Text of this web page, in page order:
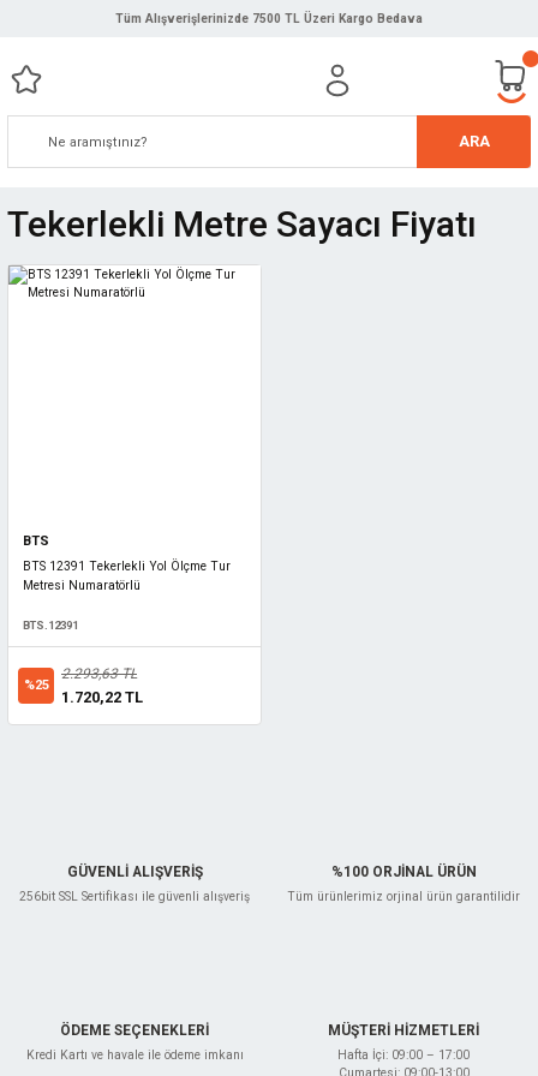
Tüm Alışverişlerinizde 7500 TL Üzeri Kargo Bedava
ARA
Tekerlekli Metre Sayacı Fiyatı
BTS
BTS 12391 Tekerlekli Yol Ölçme Tur
Metresi Numaratörlü
BTS.12391
%25
2.293,63 TL
1.720,22 TL
GÜVENLİ ALIŞVERİŞ
256bit SSL Sertifikası ile güvenli alışveriş
%100 ORJİNAL ÜRÜN
Tüm ürünlerimiz orjinal ürün garantilidir
ÖDEME SEÇENEKLERİ
Kredi Kartı ve havale ile ödeme imkanı
MÜŞTERİ HİZMETLERİ
Hafta İçi: 09:00 – 17:00
Cumartesi: 09:00-13:00